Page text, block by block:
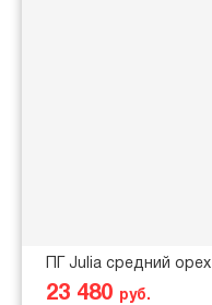
ПГ Julia средний орех
23 480 руб.